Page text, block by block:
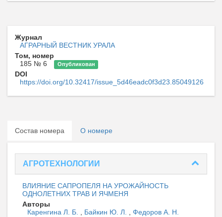
Журнал
АГРАРНЫЙ ВЕСТНИК УРАЛА
Том, номер
185 № 6
Опубликован
DOI
https://doi.org/10.32417/issue_5d46eadc0f3d23.85049126
Состав номера О номере
АГРОТЕХНОЛОГИИ
ВЛИЯНИЕ САПРОПЕЛЯ НА УРОЖАЙНОСТЬ
ОДНОЛЕТНИХ ТРАВ И ЯЧМЕНЯ
Авторы
Каренгина Л. Б. , Байкин Ю. Л. , Федоров А. Н.